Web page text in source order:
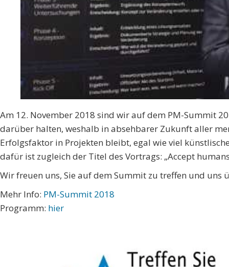
Am 12. November 2018 sind wir auf dem PM-Summit
darüber halten, weshalb in absehbarer Zukunft aller
Erfolgsfaktor in Projekten bleibt, egal wie viel
dafür ist zugleich der Titel des Vortrags: „Accept
Wir freuen uns, Sie auf dem Summit zu treffen und uns
Mehr Info: PM-Summit 2018
Programm: hier